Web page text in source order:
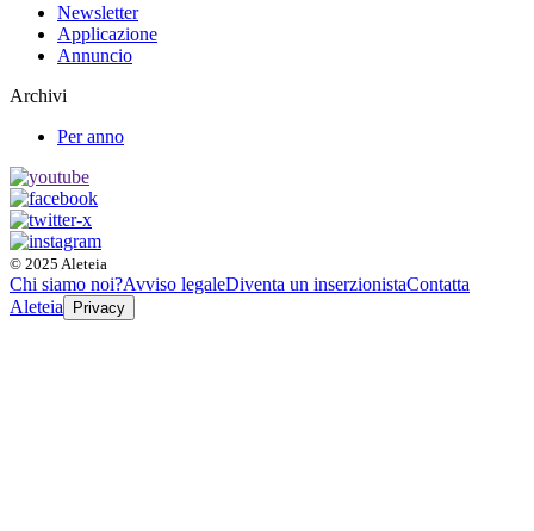
Newsletter
Applicazione
Annuncio
Archivi
Per anno
© 2025 Aleteia
Chi siamo noi?Avviso legaleDiventa un inserzionistaContatta
Aleteia
Privacy